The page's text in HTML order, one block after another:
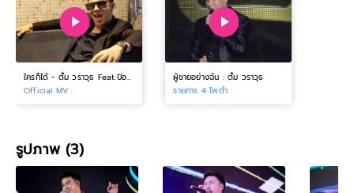
ใครก็ได้ - ตั้ม วราวุธ Feat.ป๋อมแป๋ม [Official MV]
Official MV :
ผู้ชายอย่างฉัน : ตั้ม วราวุธ
รายการ 4 โพดำ :
รูปภาพ (3)